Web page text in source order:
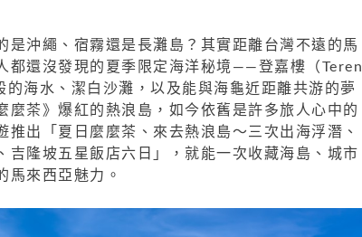
是沖繩、宿霧還是長灘島？其實距離台灣不遠的馬
都還沒發現的夏季限定海洋秘境——登嘉樓（Teren
海水、潔白沙灘，以及能與海龜近距離共游的夢
麼茶》爆紅的熱浪島，如今依舊是許多旅人心中的
推出「夏日麼麼茶、來去熱浪島～三次出海浮潛、
吉隆坡五星飯店六日」，就能一次收藏海島、城市
馬來西亞魅力。